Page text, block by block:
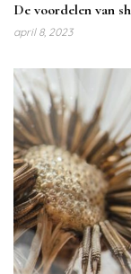
De voordelen van
april 8, 2023